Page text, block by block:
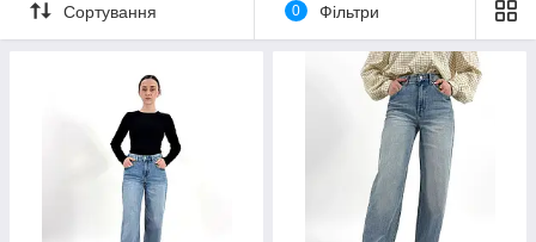
Сортування 0 Фільтри